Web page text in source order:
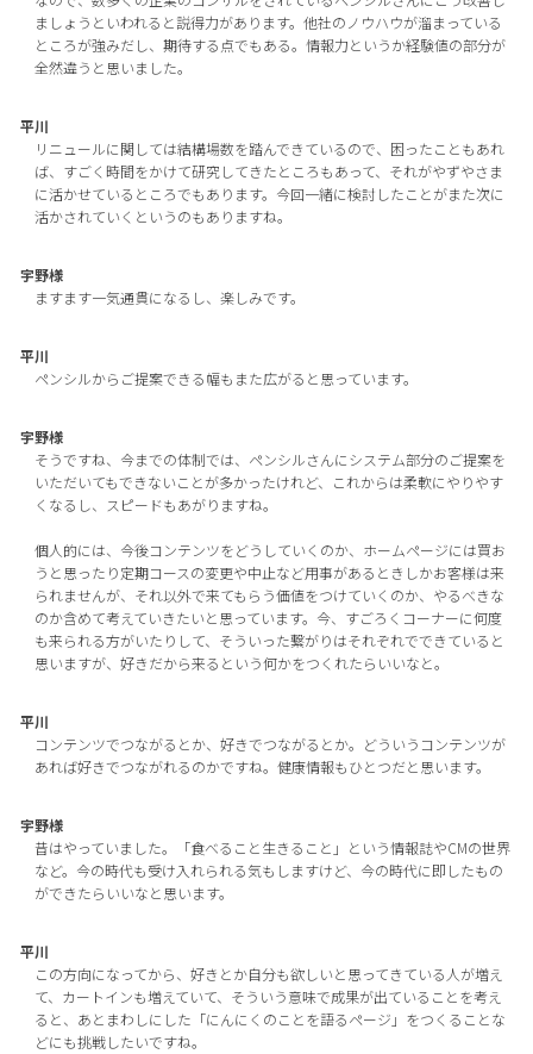
ましょうといわれると説得力があります。他社のノウハウが溜まっている
ところが強みだし、期待する点でもある。情報力というか経験値の部分が
全然違うと思いました。
平川
リニュールに関しては結構場数を踏んできているので、困ったこともあれ
ば、すごく時間をかけて研究してきたところもあって、それがやずやさま
に活かせているところでもあります。今回一緒に検討したことがまた次に
活かされていくというのもありますね。
宇野様
ますます一気通貫になるし、楽しみです。
平川
ペンシルからご提案できる幅もまた広がると思っています。
宇野様
そうですね、今までの体制では、ペンシルさんにシステム部分のご提案を
いただいてもできないことが多かったけれど、これからは柔軟にやりやす
くなるし、スピードもあがりますね。
個人的には、今後コンテンツをどうしていくのか、ホームページには買お
うと思ったり定期コースの変更や中止など用事があるときしかお客様は来
られませんが、それ以外で来てもらう価値をつけていくのか、やるべきな
のか含めて考えていきたいと思っています。今、すごろくコーナーに何度
も来られる方がいたりして、そういった繋がりはそれぞれでできていると
思いますが、好きだから来るという何かをつくれたらいいなと。
平川
コンテンツでつながるとか、好きでつながるとか。どういうコンテンツが
あれば好きでつながれるのかですね。健康情報もひとつだと思います。
宇野様
昔はやっていました。「食べること生きること」という情報誌やCMの世界
など。今の時代も受け入れられる気もしますけど、今の時代に即したもの
ができたらいいなと思います。
平川
この方向になってから、好きとか自分も欲しいと思ってきている人が増え
て、カートインも増えていて、そういう意味で成果が出ていることを考え
ると、あとまわしにした「にんにくのことを語るページ」をつくることな
どにも挑戦したいですね。